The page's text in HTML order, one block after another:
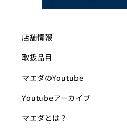
店舗情報
取扱品目
マエダのYoutube
Youtubeアーカイブ
マエダとは？